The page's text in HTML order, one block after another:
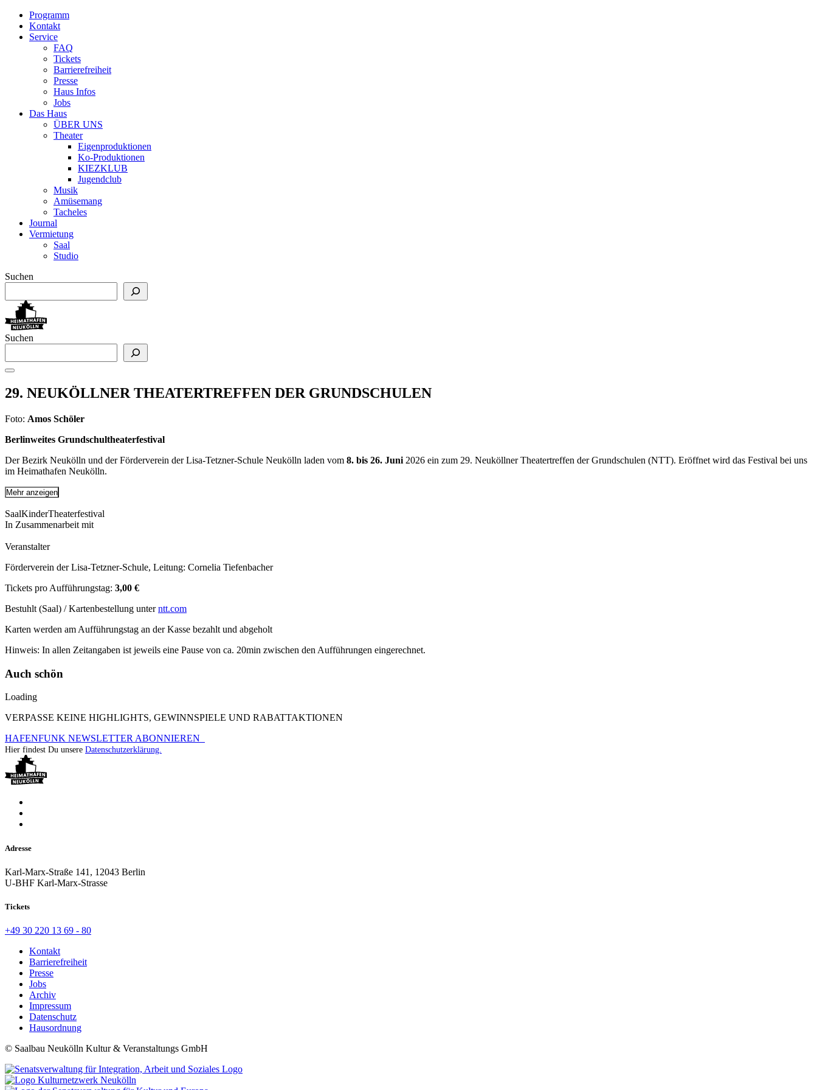
Programm
Kontakt
Service
FAQ
Tickets
Barrierefreiheit
Presse
Haus Infos
Jobs
Das Haus
ÜBER UNS
Theater
Eigenproduktionen
Ko-Produktionen
KIEZKLUB
Jugendclub
Musik
Amüsemang
Tacheles
Journal
Vermietung
Saal
Studio
Suchen
Suchen
29. NEUKÖLLNER THEATERTREFFEN DER GRUNDSCHULEN
Foto: Amos Schöler
Berlinweites Grundschultheaterfestival
Der Bezirk Neukölln und der Förderverein der Lisa-Tetzner-Schule Neukölln laden vom 8. bis 26. Juni 2026 ein zum 29. Neuköllner Theatertreffen der Grundschulen (NTT). Eröffnet wird das Festival bei uns
im Heimathafen Neukölln.
Mehr anzeigen
SaalKinderTheaterfestival
In Zusammenarbeit mit
Veranstalter
Förderverein der Lisa-Tetzner-Schule, Leitung: Cornelia Tiefenbacher
Tickets pro Aufführungstag: 3,00 €
Bestuhlt (Saal) / Kartenbestellung unterntt.com
Karten werden am Aufführungstag an der Kasse bezahlt und abgeholt
Hinweis: In allen Zeitangaben ist jeweils eine Pause von ca. 20min zwischen den Aufführungen eingerechnet.
Auch schön
Loading
VERPASSE KEINE HIGHLIGHTS, GEWINNSPIELE UND RABATTAKTIONEN
HAFENFUNK NEWSLETTER ABONNIEREN
Hier findest Du unsere Datenschutzerklärung.
Adresse
Karl-Marx-Straße 141, 12043 Berlin
U-BHF Karl-Marx-Strasse
Tickets
+49 30 220 13 69 - 80
Kontakt
Barrierefreiheit
Presse
Jobs
Archiv
Impressum
Datenschutz
Hausordnung
© Saalbau Neukölln Kultur & Veranstaltungs GmbH